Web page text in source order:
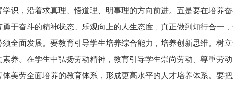
识，沿着求真理、悟道理、明事理的方向前进。五是要在培养
于奋斗的精神状态、乐观向上的人生态度，真正做到知行合一
全面发展。要教育引导学生培养综合能力，培养创新思维。树
养。在学生中弘扬劳动精神，教育引导学生崇尚劳动、尊重劳动
美劳全面培养的教育体系，形成更高水平的人才培养体系。要